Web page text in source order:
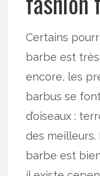
Certains
barbe est très
encore, les
barbus se
d’oiseaux :
des
barbe est